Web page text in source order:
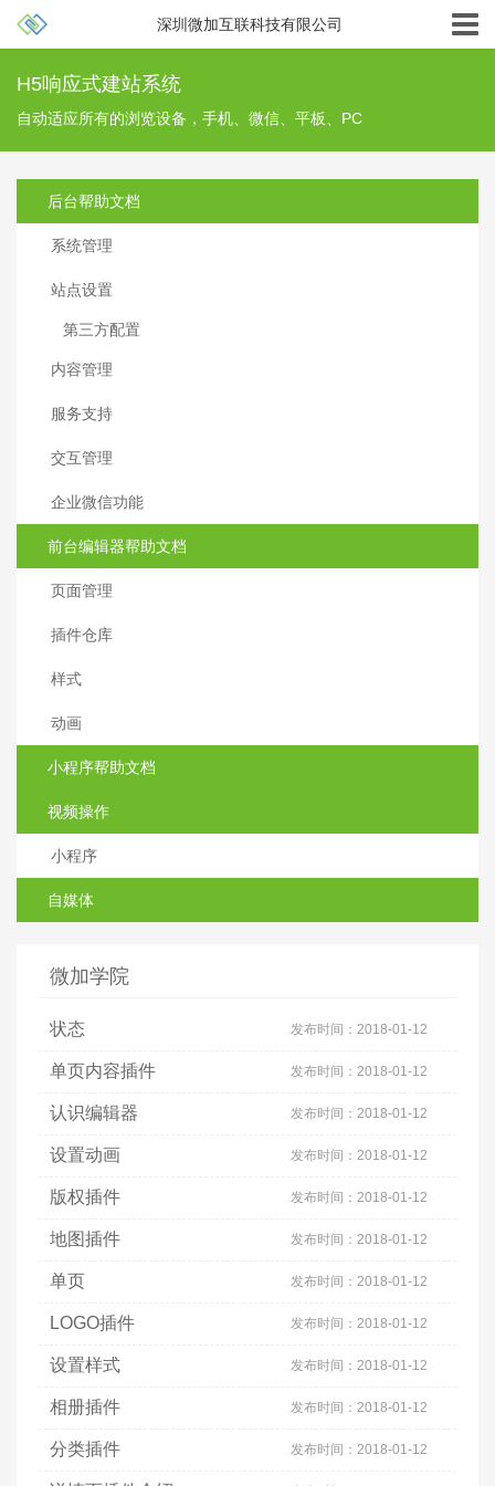
H5响应式建站系统
自动适应所有的浏览设备，手机、微信、平板、PC
后台帮助文档
系统管理
站点设置
第三方配置
内容管理
服务支持
交互管理
企业微信功能
前台编辑器帮助文档
页面管理
插件仓库
样式
动画
小程序帮助文档
视频操作
小程序
自媒体
微加学院
状态 发布时间： 2018-01-12
单页内容插件 发布时间： 2018-01-12
认识编辑器 发布时间： 2018-01-12
设置动画 发布时间： 2018-01-12
版权插件 发布时间： 2018-01-12
地图插件 发布时间： 2018-01-12
单页 发布时间： 2018-01-12
LOGO插件 发布时间： 2018-01-12
设置样式 发布时间： 2018-01-12
相册插件 发布时间： 2018-01-12
分类插件 发布时间： 2018-01-12
深圳微加互联科技有限公司